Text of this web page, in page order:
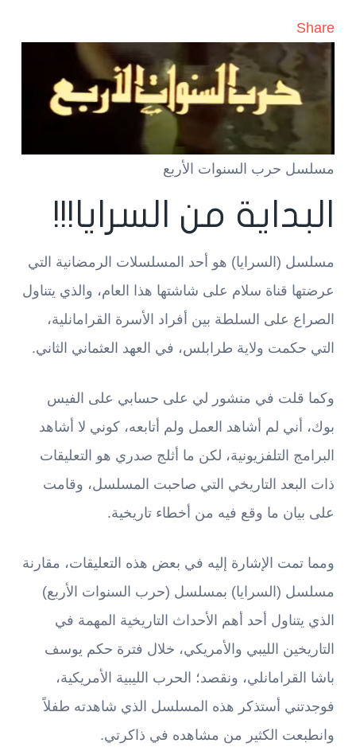
Share
مسلسل حرب السنوات الأربع
البداية من السرايا!!!
مسلسل (السرايا) هو أحد المسلسلات الرمضانية التي
عرضتها قناة سلام على شاشتها هذا العام، والذي يتناول
الصراع على السلطة بين أفراد الأسرة القرامانلية،
التي حكمت ولاية طرابلس، في العهد العثماني الثاني.
وكما قلت في منشور لي على حسابي على الفيس
بوك، أني لم أشاهد العمل ولم أتابعه، كوني لا أشاهد
البرامج التلفزيونية، لكن ما أثلج صدري هو التعليقات
ذات البعد التاريخي التي صاحبت المسلسل، وقامت
على بيان ما وقع فيه من أخطاء تاريخية.
ومما تمت الإشارة إليه في بعض هذه التعليقات، مقارنة
مسلسل (السرايا) بمسلسل (حرب السنوات الأربع)
الذي يتناول أحد أهم الأحداث التاريخية المهمة في
التاريخين الليبي والأمريكي، خلال فترة حكم يوسف
باشا القرامانلي، ونقصد؛ الحرب الليبية الأمريكية،
فوجدتني أستذكر هذه المسلسل الذي شاهدته طفلاً
وانطبعت الكثير من مشاهده في ذاكرتي.